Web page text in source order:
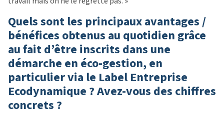
Quels sont les principaux avantages /
bénéfices obtenus au quotidien grâce
au fait d’être inscrits dans une
démarche en éco-gestion, en
particulier via le Label Entreprise
Ecodynamique ? Avez-vous des chiffres
concrets ?